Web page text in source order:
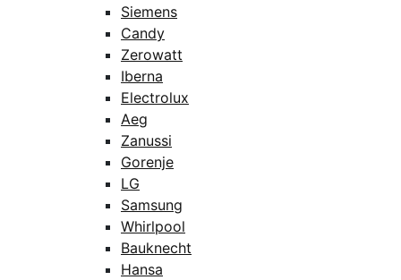
Siemens
Candy
Zerowatt
Iberna
Electrolux
Aeg
Zanussi
Gorenje
LG
Samsung
Whirlpool
Bauknecht
Hansa